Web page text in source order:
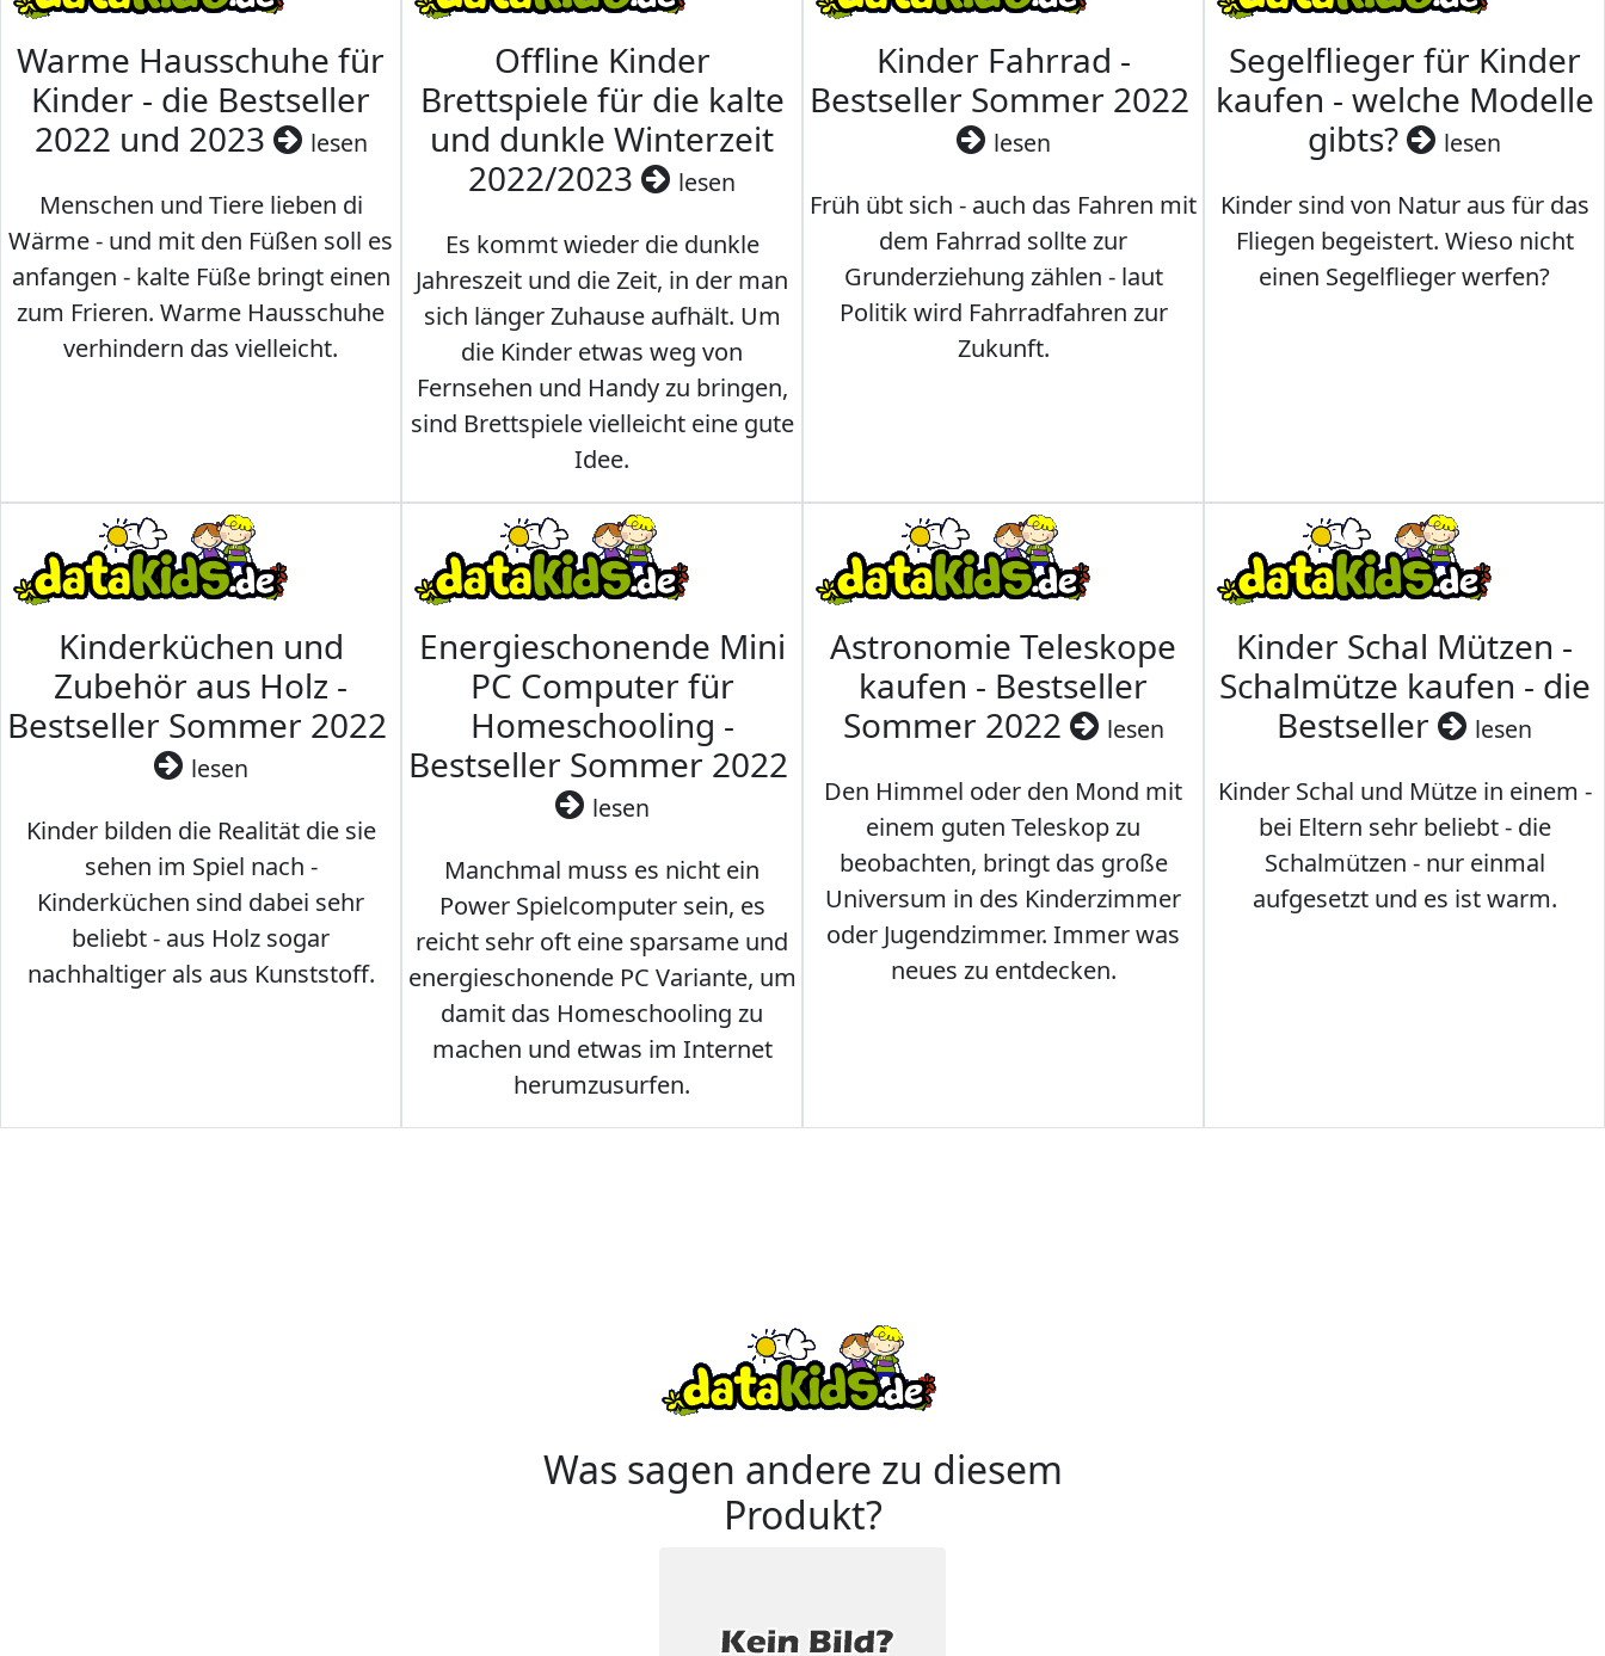
Warme Hausschuhe für
Kinder - die Bestseller
2022 und 2023
lesen
Menschen und Tiere lieben di
Wärme - und mit den Füßen soll es
anfangen - kalte Füße bringt einen
zum Frieren. Warme Hausschuhe
verhindern das vielleicht.
Offline Kinder
Brettspiele für die kalte
und dunkle Winterzeit
2022/2023
lesen
Es kommt wieder die dunkle
Jahreszeit und die Zeit, in der man
sich länger Zuhause aufhält. Um
die Kinder etwas weg von
Fernsehen und Handy zu bringen,
sind Brettspiele vielleicht eine gute
Idee.
Kinder Fahrrad -
Bestseller Sommer 2022
lesen
Früh übt sich - auch das Fahren mit
dem Fahrrad sollte zur
Grunderziehung zählen - laut
Politik wird Fahrradfahren zur
Zukunft.
Segelflieger für Kinder
kaufen - welche Modelle
gibts?
lesen
Kinder sind von Natur aus für das
Fliegen begeistert. Wieso nicht
einen Segelflieger werfen?
Kinderküchen und
Zubehör aus Holz -
Bestseller Sommer 2022
lesen
Kinder bilden die Realität die sie
sehen im Spiel nach -
Kinderküchen sind dabei sehr
beliebt - aus Holz sogar
nachhaltiger als aus Kunststoff.
Energieschonende Mini
PC Computer für
Homeschooling -
Bestseller Sommer 2022
lesen
Manchmal muss es nicht ein
Power Spielcomputer sein, es
reicht sehr oft eine sparsame und
energieschonende PC Variante, um
damit das Homeschooling zu
machen und etwas im Internet
herumzusurfen.
Astronomie Teleskope
kaufen - Bestseller
Sommer 2022
lesen
Den Himmel oder den Mond mit
einem guten Teleskop zu
beobachten, bringt das große
Universum in des Kinderzimmer
oder Jugendzimmer. Immer was
neues zu entdecken.
Kinder Schal Mützen -
Schalmütze kaufen - die
Bestseller
lesen
Kinder Schal und Mütze in einem -
bei Eltern sehr beliebt - die
Schalmützen - nur einmal
aufgesetzt und es ist warm.
Was sagen andere zu diesem
Produkt?